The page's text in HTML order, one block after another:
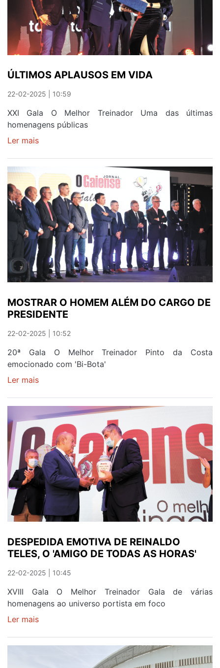
FORMAR
TALENTOS
E
HOMENS
AQUI
ÚLTIMOS APLAUSOS EM VIDA
22-02-2025 | 10:59
XXI Gala O Melhor Treinador Uma das últimas
homenagens públicas
Ler mais
EM
VIDA
MOSTRAR O HOMEM ALÉM DO CARGO DE
PRESIDENTE
22-02-2025 | 10:52
20ª Gala O Melhor Treinador Pinto da Costa
emocionado com 'Bi-Bota'
Ler mais
HOMEM
ALÉM
DO
CARGO
DE
PRESIDENTE
DESPEDIDA EMOTIVA DE REINALDO
TELES, O 'AMIGO DE TODAS AS HORAS'
22-02-2025 | 10:45
XVIII Gala O Melhor Treinador Gala de várias
homenagens ao universo portista em foco
Ler mais